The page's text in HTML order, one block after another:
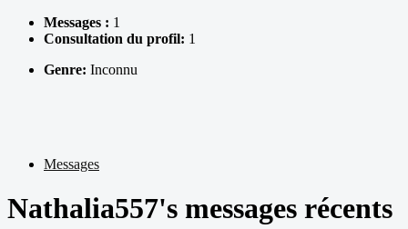
Messages : 1
Consultation du profil: 1
Genre: Inconnu
Messages
Nathalia557's messages récents